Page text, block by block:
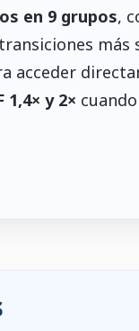
en 9 grupos,
más
acceder
y 2×